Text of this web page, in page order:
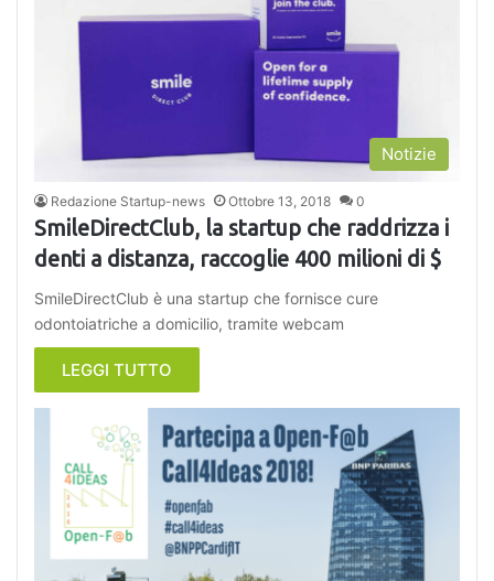
Notizie
Redazione Startup-news Ottobre 13, 2018 0
SmileDirectClub, la startup che raddrizza i
denti a distanza, raccoglie 400 milioni di $
SmileDirectClub è una startup che fornisce cure
odontoiatriche a domicilio, tramite webcam
LEGGI TUTTO